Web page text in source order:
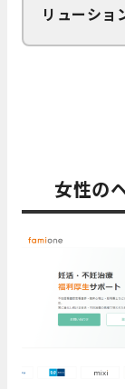
リューショ
女性の